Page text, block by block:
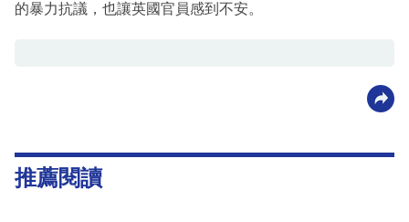
的暴力抗議，也讓英國官員感到不安。
推薦閱讀